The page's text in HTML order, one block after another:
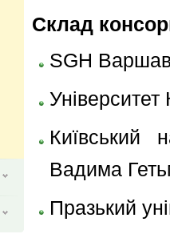
Склад
SGH
Київський
Вадима
Празький